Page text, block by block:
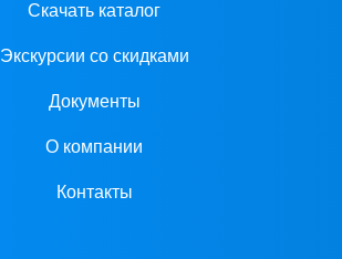
Скачать каталог
Экскурсии со скидками
Документы
О компании
Контакты